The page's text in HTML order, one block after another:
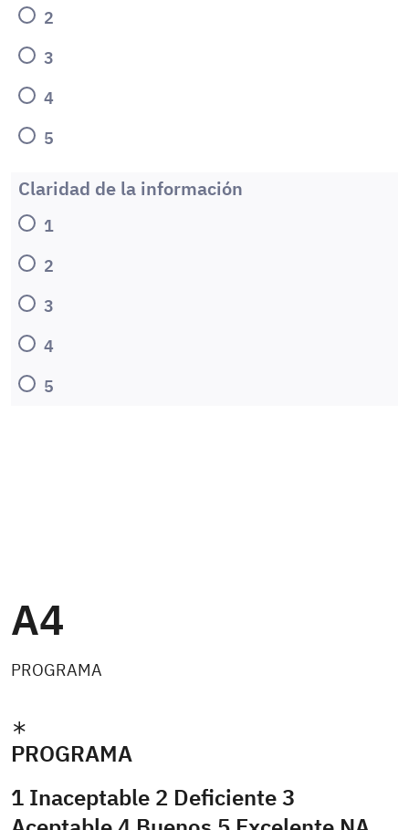
2
3
4
5
Claridad de la información
1
2
3
4
5
A4
PROGRAMA
PROGRAMA
1 Inaceptable 2 Deficiente 3